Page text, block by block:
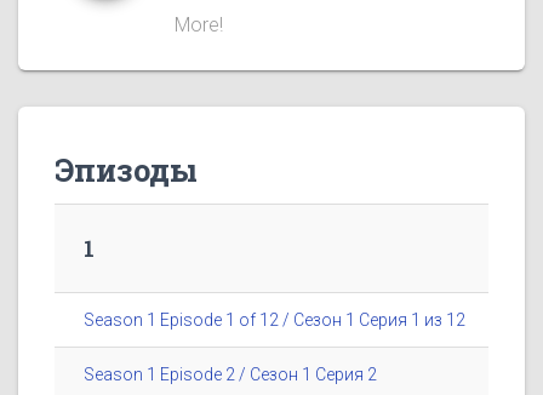
More!
Эпизоды
1
Season 1 Episode 1 of 12 / Сезон 1 Серия 1 из 12
Season 1 Episode 2 / Сезон 1 Серия 2